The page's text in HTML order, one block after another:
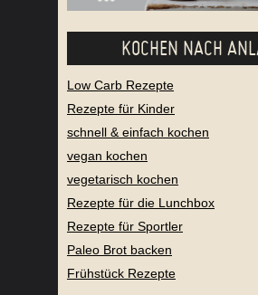
KOCHEN NACH
Low Carb Rezepte
Rezepte für Kinder
schnell & einfach kochen
vegan kochen
vegetarisch kochen
Rezepte für die Lunchbox
Rezepte für Sportler
Paleo Brot backen
Frühstück Rezepte